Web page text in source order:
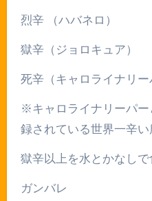
烈辛 （ハバネロ）
獄辛（ジョロキュア）
死辛（キャロライナリー
※キャロライナリーパ
録されている世界一辛
獄辛以上を水とかなし
ガンバレ